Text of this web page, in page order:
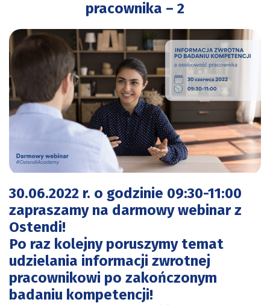
pracownika – 2
30.06.2022 r. o godzinie 09:30-11:00
zapraszamy na darmowy webinar z
Ostendi!
Po raz kolejny poruszymy temat
udzielania informacji zwrotnej
pracownikowi po zakończonym
badaniu kompetencji!